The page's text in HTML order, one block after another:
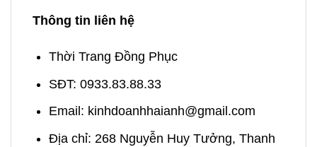
Thông tin liên hệ
Thời Trang Đồng Phục
SĐT: 0933.83.88.33
Email: kinhdoanhhaianh@gmail.com
Địa chỉ: 268 Nguyễn Huy Tưởng, Thanh